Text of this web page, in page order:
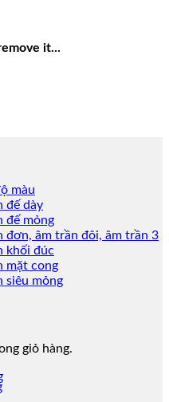
it...
giỏ hàng.
màu
đế dày
đế mỏng
đơn, âm trần đôi, âm trần 3
khối đúc
mặt cong
siêu mỏng